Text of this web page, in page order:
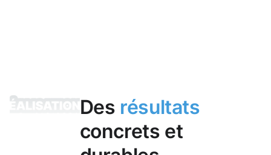
Des résultats
concrets et